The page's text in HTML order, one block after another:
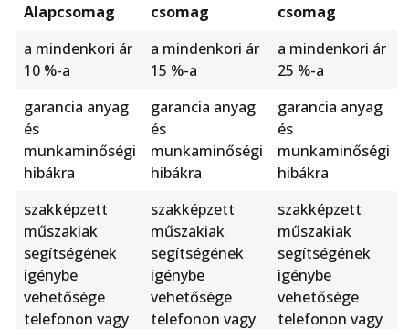
Alapcsomag
csomag
csomag
a mindenkori ár
10 %-a
a mindenkori ár
15 %-a
a mindenkori ár
25 %-a
garancia anyag
és
munkaminőségi
hibákra
garancia anyag
és
munkaminőségi
hibákra
garancia anyag
és
munkaminőségi
hibákra
szakképzett
műszakiak
segítségének
igénybe
vehetősége
telefonon vagy
szakképzett
műszakiak
segítségének
igénybe
vehetősége
telefonon vagy
szakképzett
műszakiak
segítségének
igénybe
vehetősége
telefonon vagy